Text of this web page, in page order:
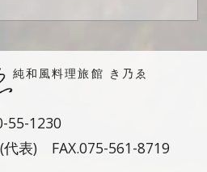
純和風料理旅館 き乃ゑ
55-1230
表)FAX.075-561-8719